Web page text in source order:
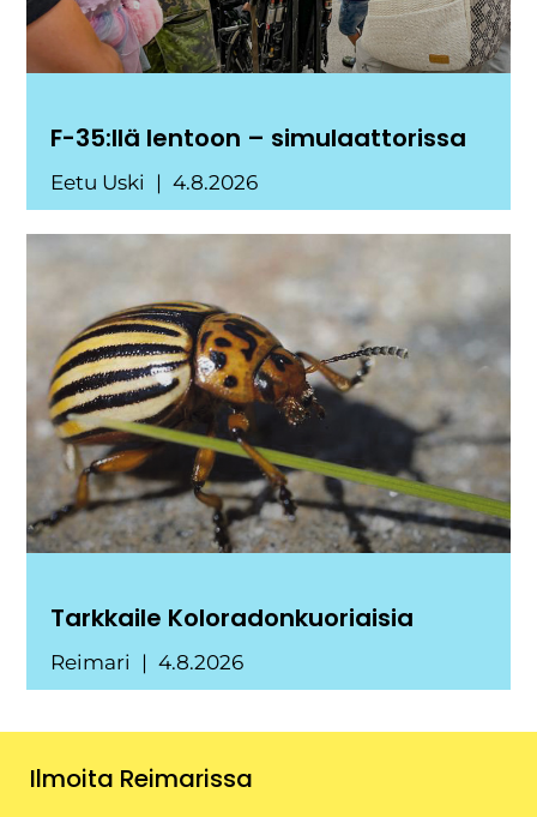
F-35:llä lentoon – simulaattorissa
Eetu Uski 4.8.2026
Tarkkaile Koloradonkuoriaisia
Reimari 4.8.2026
Ilmoita Reimarissa